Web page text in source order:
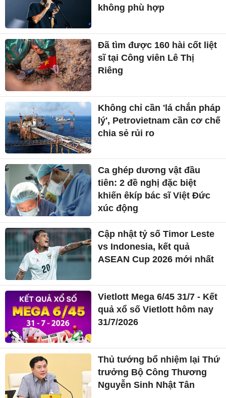
không phù hợp
Đã tìm được 160 hài cốt liệt
sĩ tại Công viên Lê Thị
Riêng
Không chỉ cần 'lá chắn pháp
lý', Petrovietnam cần cơ chế
chia sẻ rủi ro
Ca ghép dương vật đầu
tiên: 2 đề nghị đặc biệt
khiến êkíp bác sĩ Việt Đức
xúc động
Cập nhật tỷ số Timor Leste
vs Indonesia, kết quả
ASEAN Cup 2026 mới nhất
Vietlott Mega 6/45 31/7 - Kết
quả xổ số Vietlott hôm nay
31/7/2026
Thủ tướng bổ nhiệm lại Thứ
trưởng Bộ Công Thương
Nguyễn Sinh Nhật Tân